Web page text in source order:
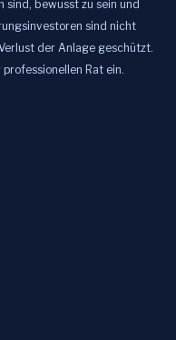
bewusst zu sein und
sind nicht
der Anlage geschützt.
Rat ein.